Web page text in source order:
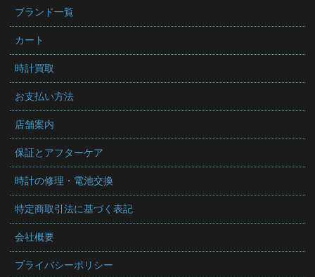
ブランド一覧
カート
時計買取
お支払い方法
店舗案内
保証とアフターケア
時計の修理・電池交換
特定商取引法に基づく表記
会社概要
プライバシーポリシー